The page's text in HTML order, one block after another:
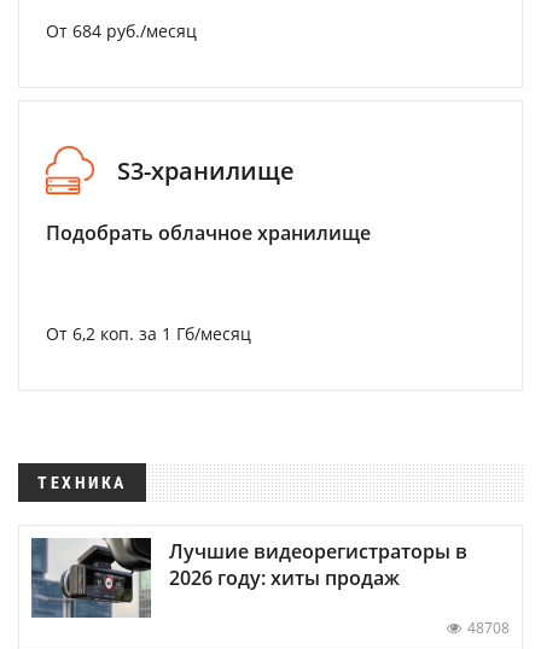
От 684 руб./месяц
S3-хранилище
Подобрать облачное хранилище
От 6,2 коп. за 1 Гб/месяц
ТЕХНИКА
Лучшие видеорегистраторы в
2026 году: хиты продаж
48708